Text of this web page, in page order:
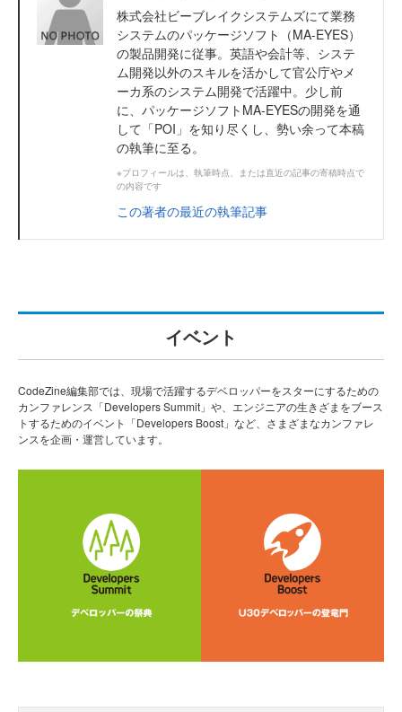
株式会社ビーブレイクシステムズにて業務
システムのパッケージソフト（MA-EYES）
の製品開発に従事。英語や会計等、システ
ム開発以外のスキルを活かして官公庁やメ
ーカ系のシステム開発で活躍中。少し前
に、パッケージソフトMA-EYESの開発を通
して「POI」を知り尽くし、勢い余って本稿
の執筆に至る。
※プロフィールは、執筆時点、または直近の記事の寄稿時点で
の内容です
この著者の最近の執筆記事
イベント
CodeZine編集部では、現場で活躍するデベロッパーをスターにするための
カンファレンス「Developers Summit」や、エンジニアの生きざまをブース
トするためのイベント「Developers Boost」など、さまざまなカンファレ
ンスを企画・運営しています。